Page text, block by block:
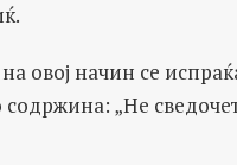
овој начин се
„Не